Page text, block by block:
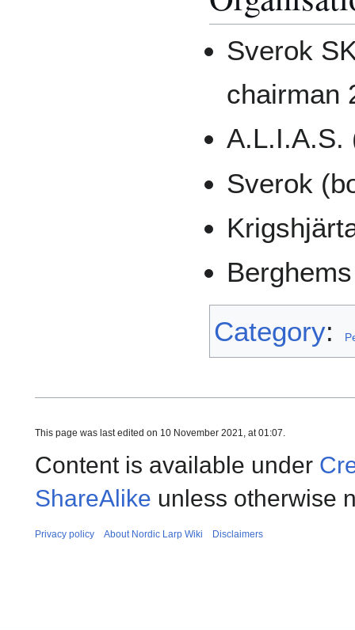
Sverok
chairman
A.L.I.A.S.
Sverok
Category:
This page was last edited on 10 November 2021, at 01:07.
Content is available under
ShareAlike unless otherwise
Privacy policy About Nordic Larp Wiki Disclaimers